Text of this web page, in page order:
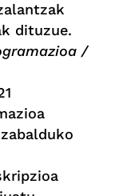
dituzue.
/